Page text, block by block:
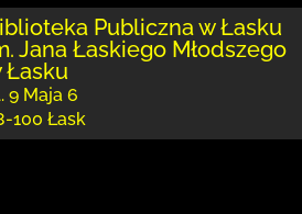
Publiczna w Łasku
Jana Łaskiego Młodszego
Łasku
9 Maja 6
100 Łask